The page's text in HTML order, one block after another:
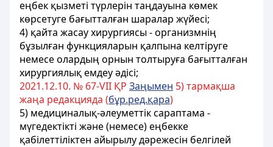
еңбек қызметi түрлерiн таңдауына көмек
көрсетуге бағытталған шаралар жүйесi;
4) қайта жасау хирургиясы - организмнiң
бұзылған функцияларын қалпына келтiруге
немесе олардың орнын толтыруға бағытталған
хирургиялық емдеу әдiсi;
2021.12.10. № 67-VII ҚР Заңымен 5) тармақша
жаңа редакцияда (бұр.ред.қара)
5) медициналық-әлеуметтік сараптама -
мүгедектікті және (немесе) еңбекке
қабілеттіліктен айырылу дәрежесін белгілей